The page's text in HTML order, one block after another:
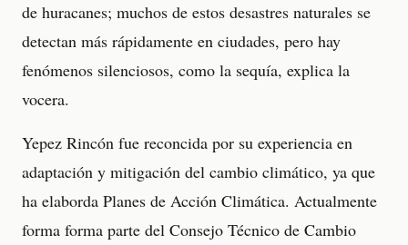
de huracanes; muchos de estos desastres naturales se
detectan más rápidamente en ciudades, pero hay
fenómenos silenciosos, como la sequía, explica la
vocera.
Yepez Rincón fue reconcida por su experiencia en
adaptación y mitigación del cambio climático, ya que
ha elaborda Planes de Acción Climática. Actualmente
forma forma parte del Consejo Técnico de Cambio